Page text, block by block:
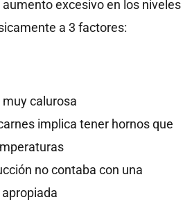
excesivo en los niveles
a 3 factores:
muy calurosa
implica tener hornos que
no contaba con una